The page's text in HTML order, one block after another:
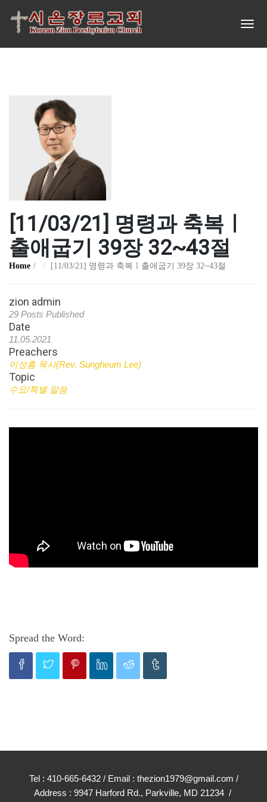
[11/03/21] 명령과 축복ㅣ
출애굽기 39장 32~43절
Home [11/03/21] 명령과 축복ㅣ출애굽기 39장 32~43절
zion admin
29 Posts Published
Date
11.05.2021
Preachers
이성흠 목사(Rev. Sungheum Lee)
Topic
수요/특별 말씀
Spread the Word:
Tel : 410-665-6432 / Email : thezion1979@gmail.com /
Address : 9947 Harford Rd., Parkville, MD 21234 /